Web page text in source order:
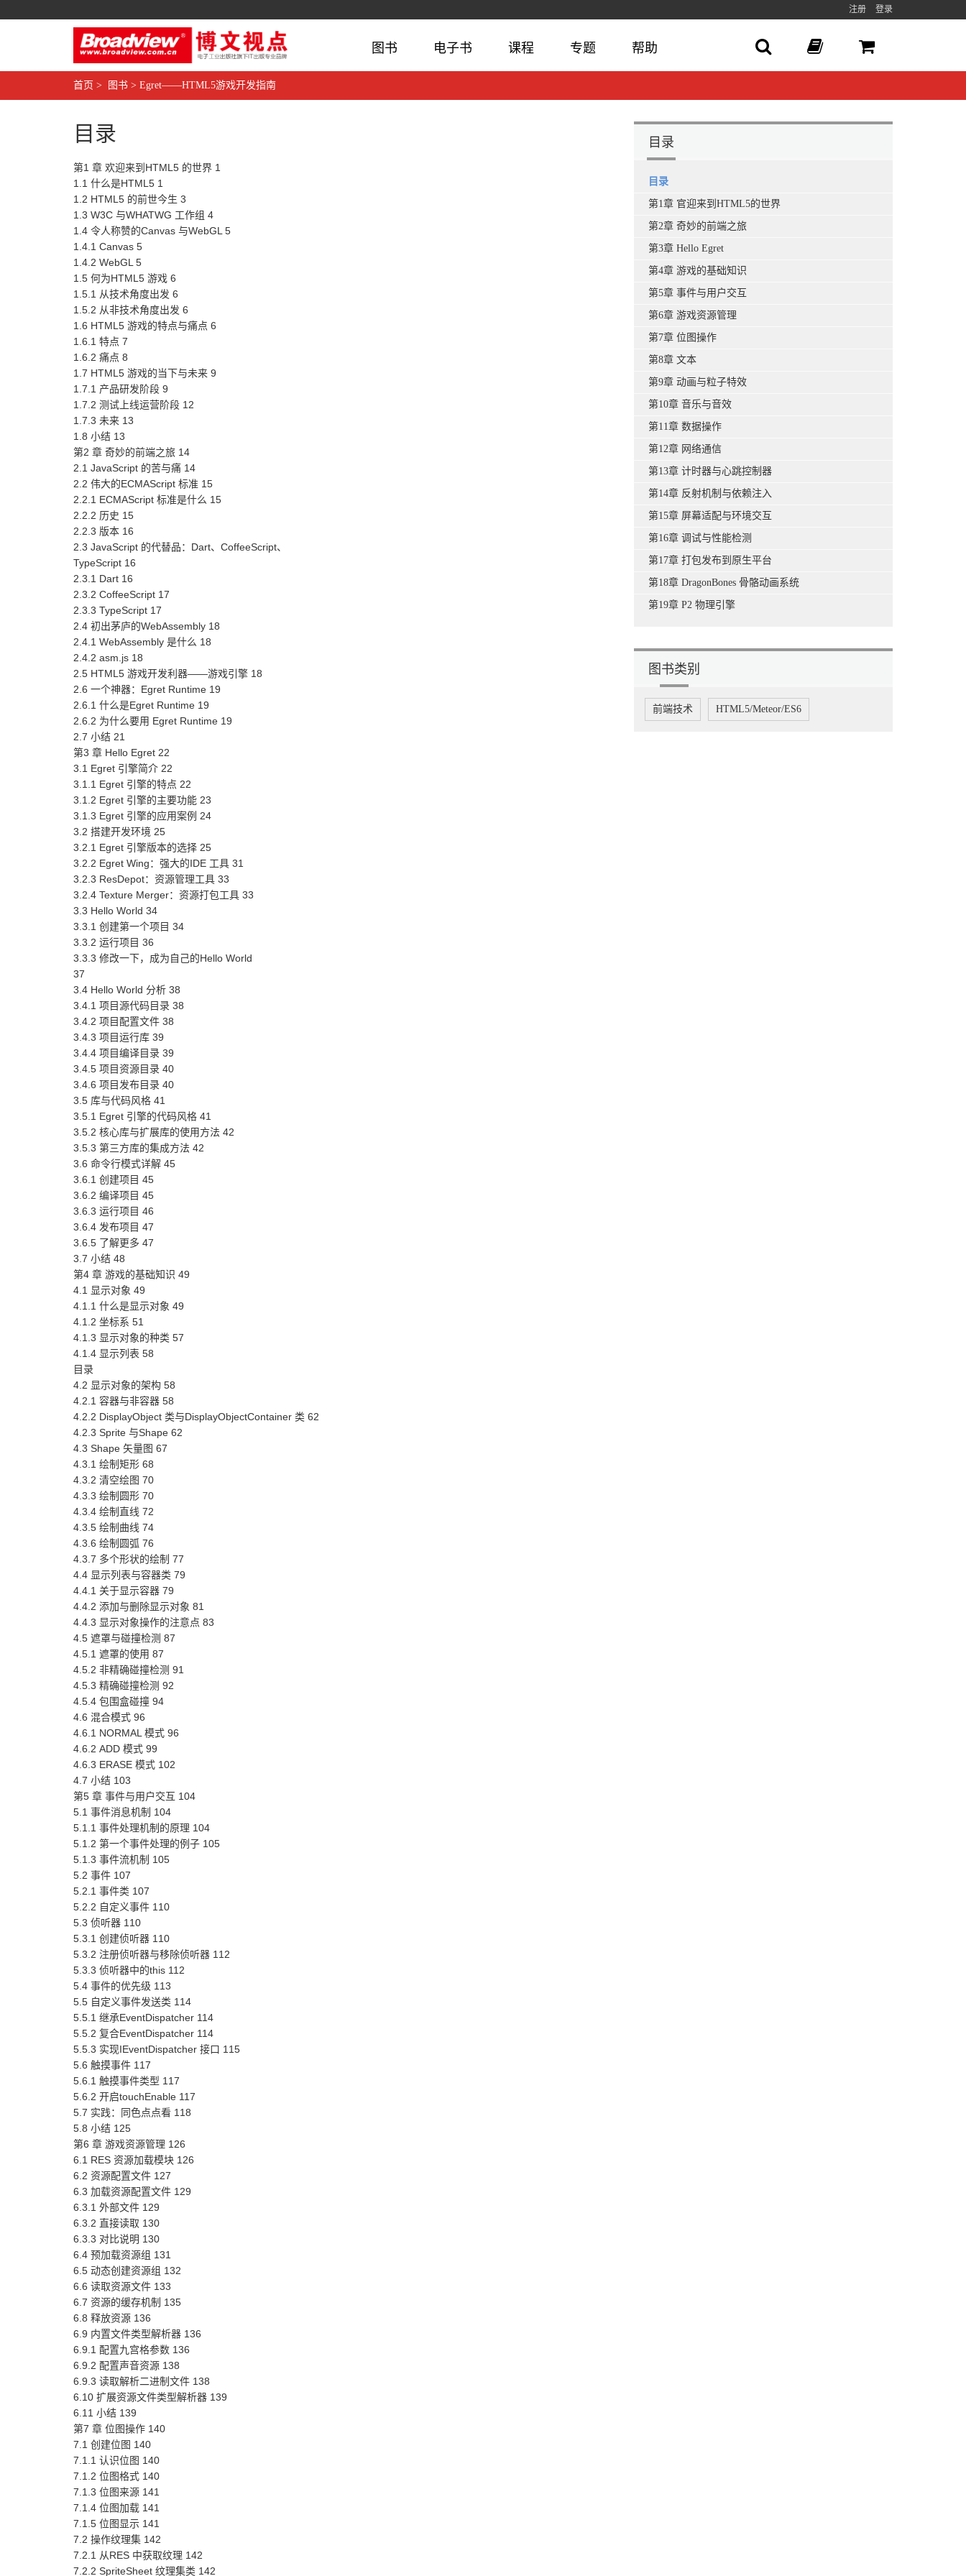
注册 登录
图书 电子书 课程 专题 帮助
首页 > 图书 > Egret——HTML5游戏开发指南
目录
第1 章 欢迎来到HTML5 的世界 1
1.1 什么是HTML5 1
1.2 HTML5 的前世今生 3
1.3 W3C 与WHATWG 工作组 4
1.4 令人称赞的Canvas 与WebGL 5
1.4.1 Canvas 5
1.4.2 WebGL 5
1.5 何为HTML5 游戏 6
1.5.1 从技术角度出发 6
1.5.2 从非技术角度出发 6
1.6 HTML5 游戏的特点与痛点 6
1.6.1 特点 7
1.6.2 痛点 8
1.7 HTML5 游戏的当下与未来 9
1.7.1 产品研发阶段 9
1.7.2 测试上线运营阶段 12
1.7.3 未来 13
1.8 小结 13
第2 章 奇妙的前端之旅 14
2.1 JavaScript 的苦与痛 14
2.2 伟大的ECMAScript 标准 15
2.2.1 ECMAScript 标准是什么 15
2.2.2 历史 15
2.2.3 版本 16
2.3 JavaScript 的代替品：Dart、CoffeeScript、
TypeScript 16
2.3.1 Dart 16
2.3.2 CoffeeScript 17
2.3.3 TypeScript 17
2.4 初出茅庐的WebAssembly 18
2.4.1 WebAssembly 是什么 18
2.4.2 asm.js 18
2.5 HTML5 游戏开发利器——游戏引擎 18
2.6 一个神器：Egret Runtime 19
2.6.1 什么是Egret Runtime 19
2.6.2 为什么要用 Egret Runtime 19
2.7 小结 21
第3 章 Hello Egret 22
3.1 Egret 引擎简介 22
3.1.1 Egret 引擎的特点 22
3.1.2 Egret 引擎的主要功能 23
3.1.3 Egret 引擎的应用案例 24
3.2 搭建开发环境 25
3.2.1 Egret 引擎版本的选择 25
3.2.2 Egret Wing：强大的IDE 工具 31
3.2.3 ResDepot：资源管理工具 33
3.2.4 Texture Merger：资源打包工具 33
3.3 Hello World 34
3.3.1 创建第一个项目 34
3.3.2 运行项目 36
3.3.3 修改一下，成为自己的Hello World
37
3.4 Hello World 分析 38
3.4.1 项目源代码目录 38
3.4.2 项目配置文件 38
3.4.3 项目运行库 39
3.4.4 项目编译目录 39
3.4.5 项目资源目录 40
3.4.6 项目发布目录 40
3.5 库与代码风格 41
3.5.1 Egret 引擎的代码风格 41
3.5.2 核心库与扩展库的使用方法 42
3.5.3 第三方库的集成方法 42
3.6 命令行模式详解 45
3.6.1 创建项目 45
3.6.2 编译项目 45
3.6.3 运行项目 46
3.6.4 发布项目 47
3.6.5 了解更多 47
3.7 小结 48
第4 章 游戏的基础知识 49
4.1 显示对象 49
4.1.1 什么是显示对象 49
4.1.2 坐标系 51
4.1.3 显示对象的种类 57
4.1.4 显示列表 58
目录
4.2 显示对象的架构 58
4.2.1 容器与非容器 58
4.2.2 DisplayObject 类与DisplayObjectContainer 类 62
4.2.3 Sprite 与Shape 62
4.3 Shape 矢量图 67
4.3.1 绘制矩形 68
4.3.2 清空绘图 70
4.3.3 绘制圆形 70
4.3.4 绘制直线 72
4.3.5 绘制曲线 74
4.3.6 绘制圆弧 76
4.3.7 多个形状的绘制 77
4.4 显示列表与容器类 79
4.4.1 关于显示容器 79
4.4.2 添加与删除显示对象 81
4.4.3 显示对象操作的注意点 83
4.5 遮罩与碰撞检测 87
4.5.1 遮罩的使用 87
4.5.2 非精确碰撞检测 91
4.5.3 精确碰撞检测 92
4.5.4 包围盒碰撞 94
4.6 混合模式 96
4.6.1 NORMAL 模式 96
4.6.2 ADD 模式 99
4.6.3 ERASE 模式 102
4.7 小结 103
第5 章 事件与用户交互 104
5.1 事件消息机制 104
5.1.1 事件处理机制的原理 104
5.1.2 第一个事件处理的例子 105
5.1.3 事件流机制 105
5.2 事件 107
5.2.1 事件类 107
5.2.2 自定义事件 110
5.3 侦听器 110
5.3.1 创建侦听器 110
5.3.2 注册侦听器与移除侦听器 112
5.3.3 侦听器中的this 112
5.4 事件的优先级 113
5.5 自定义事件发送类 114
5.5.1 继承EventDispatcher 114
5.5.2 复合EventDispatcher 114
5.5.3 实现IEventDispatcher 接口 115
5.6 触摸事件 117
5.6.1 触摸事件类型 117
5.6.2 开启touchEnable 117
5.7 实践：同色点点看 118
5.8 小结 125
第6 章 游戏资源管理 126
6.1 RES 资源加载模块 126
6.2 资源配置文件 127
6.3 加载资源配置文件 129
6.3.1 外部文件 129
6.3.2 直接读取 130
6.3.3 对比说明 130
6.4 预加载资源组 131
6.5 动态创建资源组 132
6.6 读取资源文件 133
6.7 资源的缓存机制 135
6.8 释放资源 136
6.9 内置文件类型解析器 136
6.9.1 配置九宫格参数 136
6.9.2 配置声音资源 138
6.9.3 读取解析二进制文件 138
6.10 扩展资源文件类型解析器 139
6.11 小结 139
第7 章 位图操作 140
7.1 创建位图 140
7.1.1 认识位图 140
7.1.2 位图格式 140
7.1.3 位图来源 141
7.1.4 位图加载 141
7.1.5 位图显示 141
7.2 操作纹理集 142
7.2.1 从RES 中获取纹理 142
7.2.2 SpriteSheet 纹理集类 142
目录
目录
第1章 官迎来到HTML5的世界
第2章 奇妙的前端之旅
第3章 Hello Egret
第4章 游戏的基础知识
第5章 事件与用户交互
第6章 游戏资源管理
第7章 位图操作
第8章 文本
第9章 动画与粒子特效
第10章 音乐与音效
第11章 数据操作
第12章 网络通信
第13章 计时器与心跳控制器
第14章 反射机制与依赖注入
第15章 屏幕适配与环境交互
第16章 调试与性能检测
第17章 打包发布到原生平台
第18章 DragonBones 骨骼动画系统
第19章 P2 物理引擎
图书类别
前端技术 HTML5/Meteor/ES6